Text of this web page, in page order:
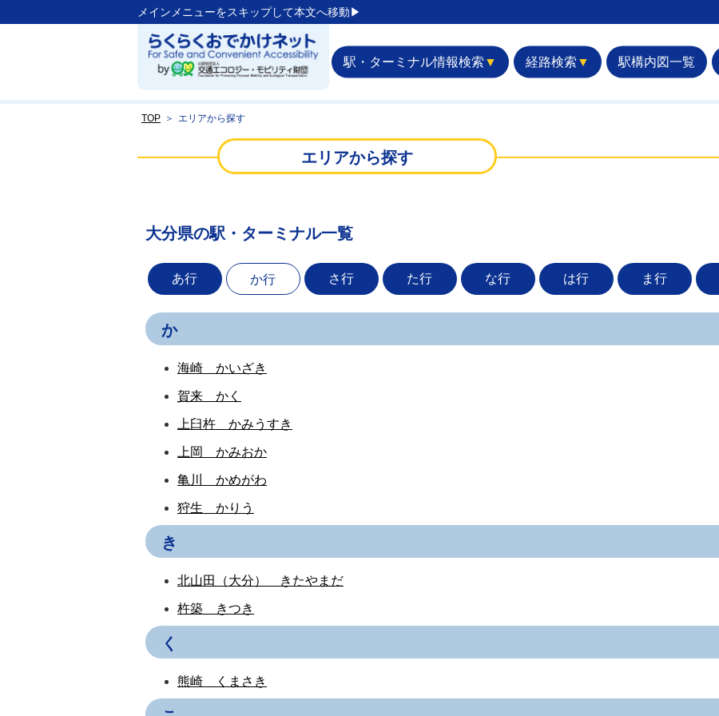
メインメニューをスキップして本文へ移動▶︎
駅・ターミナル情報検索 ▼ 経路検索 ▼ 駅構内図一覧
TOP ＞ エリアから探す
エリアから探す
大分県の駅・ターミナル一覧
あ行 か行 さ行 た行 な行 は行 ま行
か
海崎 かいざき
賀来 かく
上臼杵 かみうすき
上岡 かみおか
亀川 かめがわ
狩生 かりう
き
北山田（大分） きたやまだ
杵築 きつき
く
熊崎 くまさき